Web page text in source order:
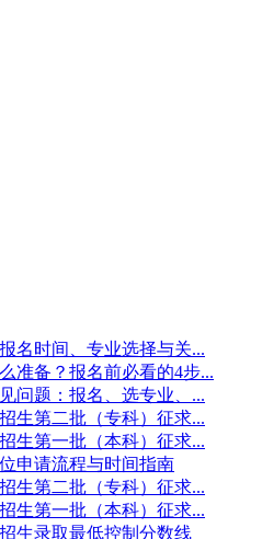
名时间、专业选择与关...
准备？报名前必看的4步...
问题：报名、选专业、...
生第二批（专科）征求...
生第一批（本科）征求...
申请流程与时间指南
生第二批（专科）征求...
生第一批（本科）征求...
生录取最低控制分数线